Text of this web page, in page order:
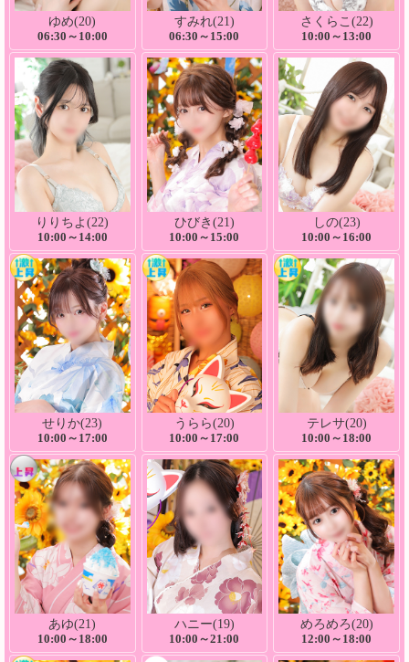
ゆめ(20)
06:30～10:00
すみれ(21)
06:30～15:00
さくらこ(22)
10:00～13:00
りりちよ(22)
10:00～14:00
ひびき(21)
10:00～15:00
しの(23)
10:00～16:00
せりか(23)
10:00～17:00
うらら(20)
10:00～17:00
テレサ(20)
10:00～18:00
あゆ(21)
10:00～18:00
ハニー(19)
10:00～21:00
めろめろ(20)
12:00～18:00